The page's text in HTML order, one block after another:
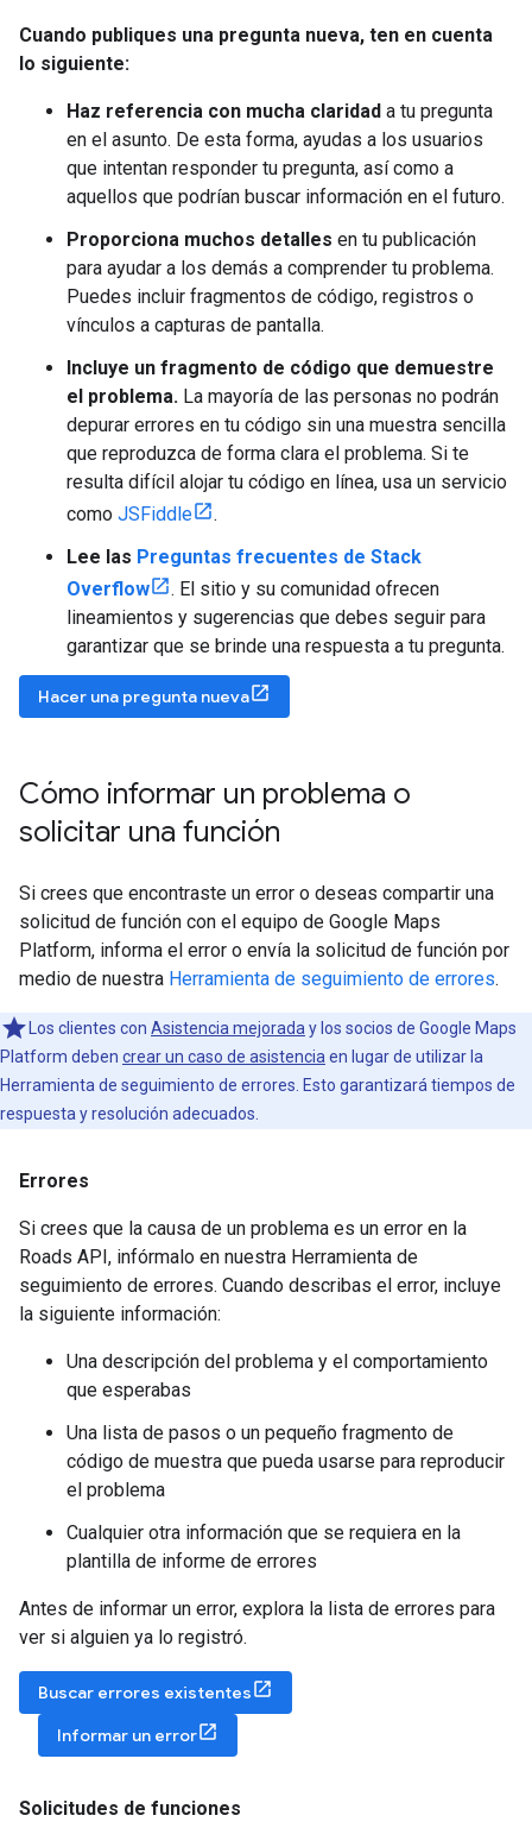
Cuando publiques una pregunta nueva, ten en cuenta
lo siguiente:
Haz referencia con mucha claridad a tu pregunta
en el asunto. De esta forma, ayudas a los usuarios
que intentan responder tu pregunta, así como a
aquellos que podrían buscar información en el futuro.
Proporciona muchos detalles en tu publicación
para ayudar a los demás a comprender tu problema.
Puedes incluir fragmentos de código, registros o
vínculos a capturas de pantalla.
Incluye un fragmento de código que demuestre
el problema. La mayoría de las personas no podrán
depurar errores en tu código sin una muestra sencilla
que reproduzca de forma clara el problema. Si te
resulta difícil alojar tu código en línea, usa un servicio
como JSFiddle
.
Lee las Preguntas frecuentes de Stack
Overflow
. El sitio y su comunidad ofrecen
lineamientos y sugerencias que debes seguir para
garantizar que se brinde una respuesta a tu pregunta.
Hacer una pregunta nueva
Cómo informar un problema o
solicitar una función
Si crees que encontraste un error o deseas compartir una
solicitud de función con el equipo de Google Maps
Platform, informa el error o envía la solicitud de función por
medio de nuestra Herramienta de seguimiento de errores.
Los clientes con Asistencia mejorada y los socios de Google Maps
Platform deben crear un caso de asistencia en lugar de utilizar la
Herramienta de seguimiento de errores. Esto garantizará tiempos de
respuesta y resolución adecuados.
Errores
Si crees que la causa de un problema es un error en la
Roads API, infórmalo en nuestra Herramienta de
seguimiento de errores. Cuando describas el error, incluye
la siguiente información:
Una descripción del problema y el comportamiento
que esperabas
Una lista de pasos o un pequeño fragmento de
código de muestra que pueda usarse para reproducir
el problema
Cualquier otra información que se requiera en la
plantilla de informe de errores
Antes de informar un error, explora la lista de errores para
ver si alguien ya lo registró.
Buscar errores existentes
Informar un error
Solicitudes de funciones